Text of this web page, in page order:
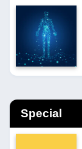
Special